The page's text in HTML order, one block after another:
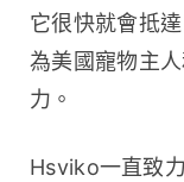
它很快就會抵達
為美國寵物主
力。
Hsviko一直致